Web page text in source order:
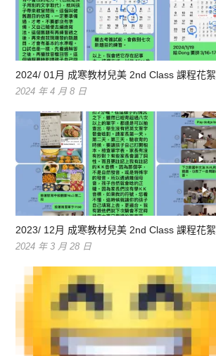
2024/ 01月 成寒教材兒美 2nd Class 課程花絮
2024 年 4 月 8 日
2023/ 12月 成寒教材兒美 2nd Class 課程花絮
2024 年 3 月 28 日